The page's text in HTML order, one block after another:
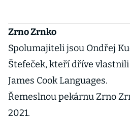
Zrno Zrnko
Spolumajiteli jsou Ondřej
Štefeček, kteří dříve
James Cook Languages.
Řemeslnou pekárnu Zrno
2021.